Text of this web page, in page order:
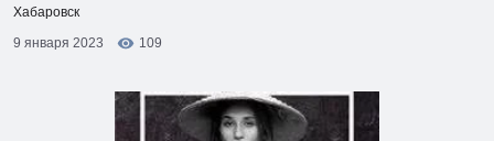
Хабаровск
9 января 2023
109